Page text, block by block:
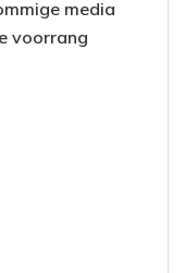
media
voorrang